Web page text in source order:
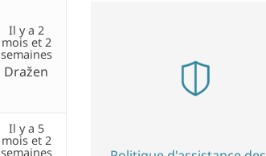
Il y a 2
mois et 2
semaines
Dražen
Il y a 5
mois et 2
semaines